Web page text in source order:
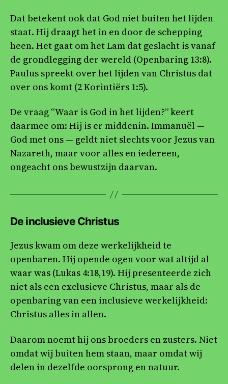
Dat betekent ook dat God niet buiten het lijden
staat. Hij draagt het in en door de schepping
heen. Het gaat om het Lam dat geslacht is vanaf
de grondlegging der wereld (Openbaring 13:8).
Paulus spreekt over het lijden van Christus dat
over ons komt (2 Korintiërs 1:5).
De vraag “Waar is God in het lijden?” keert
daarmee om: Hij is er middenin. Immanuël —
God met ons — geldt niet slechts voor Jezus van
Nazareth, maar voor alles en iedereen,
ongeacht ons bewustzijn daarvan.
De inclusieve Christus
Jezus kwam om deze werkelijkheid te
openbaren. Hij opende ogen voor wat altijd al
waar was (Lukas 4:18,19). Hij presenteerde zich
niet als een exclusieve Christus, maar als de
openbaring van een inclusieve werkelijkheid:
Christus alles in allen.
Daarom noemt hij ons broeders en zusters. Niet
omdat wij buiten hem staan, maar omdat wij
delen in dezelfde oorsprong en natuur.